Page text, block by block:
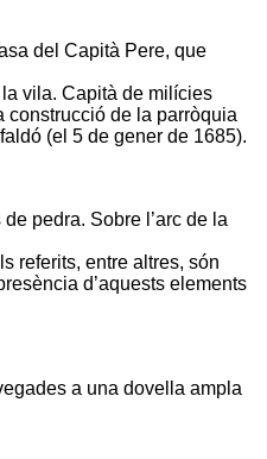
del Capità Pere, que
vila. Capità de milícies
construcció de la parròquia
(el 5 de gener de 1685).
pedra. Sobre l’arc de la
referits, entre altres, són
d’aquests elements
a una dovella ampla